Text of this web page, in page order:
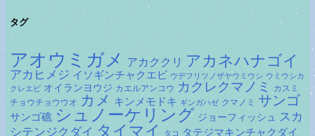
タグ
アオウミガメ アカククリ アカネハナゴイ
アカヒメジ イソギンチャクエビ ウデフリツノザヤウミウシ ウミウシカ
クレエビ オイランヨウジ カエルアンコウ カクレクマノミ
カスミ
チョウチョウウオ カメ キンメモドキ ギンガハゼ クマノミ サンゴ
サンゴ礁 シュノーケリング ジョーフィッシュ
スカ
シテンジクダイ タイマイ タコ
タテジマキンチャクダイ